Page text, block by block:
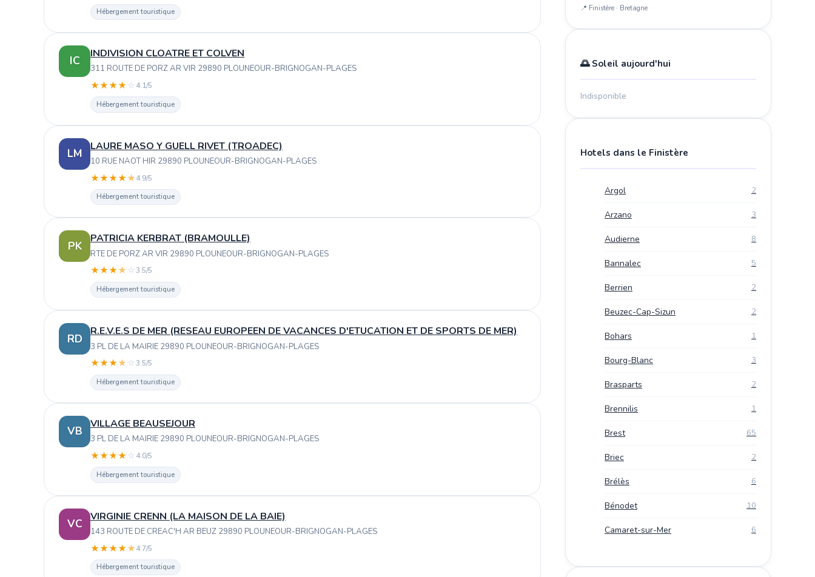
Hébergement touristique
IC
INDIVISION CLOATRE ET COLVEN
311 ROUTE DE PORZ AR VIR 29890 PLOUNEOUR-BRIGNOGAN-PLAGES
★★★★ ☆ 4.1/5
Hébergement touristique
LM
LAURE MASO Y GUELL RIVET (TROADEC)
10 RUE NAOT HIR 29890 PLOUNEOUR-BRIGNOGAN-PLAGES
★★★★★4.9/5
Hébergement touristique
PK
PATRICIA KERBRAT (BRAMOULLE)
RTE DE PORZ AR VIR 29890 PLOUNEOUR-BRIGNOGAN-PLAGES
★★★★ ☆3.5/5
Hébergement touristique
RD
R.E.V.E.S DE MER (RESEAU EUROPEEN DE VACANCES D'ETUCATION ET DE SPORTS DE MER)
3 PL DE LA MAIRIE 29890 PLOUNEOUR-BRIGNOGAN-PLAGES
★★★★ ☆3.5/5
Hébergement touristique
VB
VILLAGE BEAUSEJOUR
3 PL DE LA MAIRIE 29890 PLOUNEOUR-BRIGNOGAN-PLAGES
★★★★ ☆ 4.0/5
Hébergement touristique
VC
VIRGINIE CRENN (LA MAISON DE LA BAIE)
143 ROUTE DE CREAC'H AR BEUZ 29890 PLOUNEOUR-BRIGNOGAN-PLAGES
★★★★★4.7/5
Hébergement touristique
📍 Finistère · Bretagne
🌅 Soleil aujourd'hui
Indisponible
Hotels dans le Finistère
Argol 2
Arzano 3
Audierne 8
Bannalec 5
Berrien 2
Beuzec-Cap-Sizun 2
Bohars 1
Bourg-Blanc 3
Brasparts 2
Brennilis 1
Brest 65
Briec 2
Brélès 6
Bénodet 10
Camaret-sur-Mer 6